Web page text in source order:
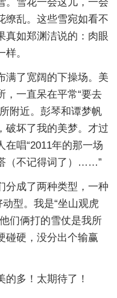
缭乱。这些雪宛如看不
真如郑渊洁说的：肉眼
。
满了宽阔的下操场。美
，一直呆在平常“要去
附近。彭琴和谭梦帆
破坏了我的美梦。才过
唱“2011年的那一场
（不记得词了）……”
分成了两种类型，一种
型。我是“坐山观虎
们俩打的雪仗是我所
碰硬，没分出个输赢
多！太期待了！